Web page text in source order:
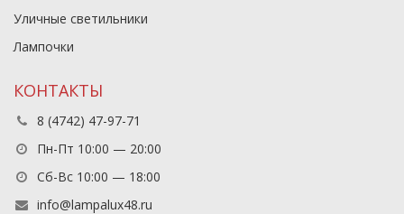
Уличные светильники
Лампочки
КОНТАКТЫ
8 (4742) 47-97-71
Пн-Пт 10:00 — 20:00
Сб-Вс 10:00 — 18:00
info@lampalux48.ru